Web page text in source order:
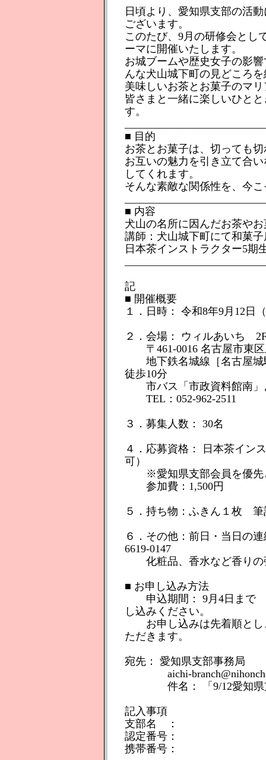
日頃より、愛知県支部の活
ございます。
このたび、9月の研修会とし
ーマに開催いたします。
お城ブームや歴史女子の影
んな犬山城下町の見どころ
美味しいお茶とお菓子のマ
皆さまと一緒に楽しいひと
す。
■ 目的
お茶とお菓子は、切っても
お互いの魅力を引き立て合
してくれます。
そんな素敵な関係性を、今
■ 内容
犬山の名所に因んだお茶や
講師：犬山城下町にて和菓
日本茶インストラクター5
記
■ 開催概要
１．日時： 令和8年9月12日
２．会場： ウィルあいち
〒461-0016 名古屋市東区
地下鉄名城線［名古屋城
徒歩10分
市バス「市政資料館南」
TEL：052-962-2511
３．募集人数： 30名
４．応募資格： 日本茶イン
可）
※愛知県支部会員を優先
参加費：1,500円
５．持ち物：ふきん１枚 筆
６．その他：前日・当日の
6619-0147
化粧品、香水など香りの
■ お申し込み方法
申込期間： 9月4日まで
し込みください。
お申し込みは先着順とし
ただきます。
宛先： 愛知県支部事務局
aichi-branch@nihoncha-
件名： 「9/12愛知県支
記入事項
支部名 ：
認定番号：
携帯番号：